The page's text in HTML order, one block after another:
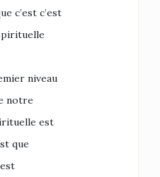
c’est c’est
niveau
notre
est
que